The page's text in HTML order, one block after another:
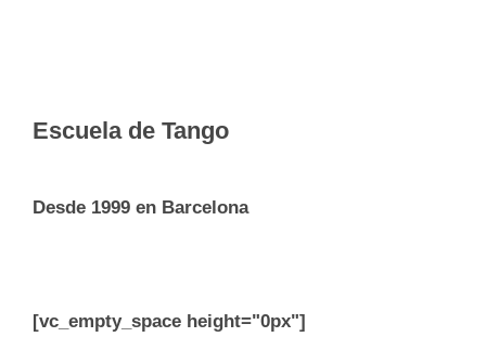
Escuela de Tango
Desde 1999 en Barcelona
[vc_empty_space height="0px"]